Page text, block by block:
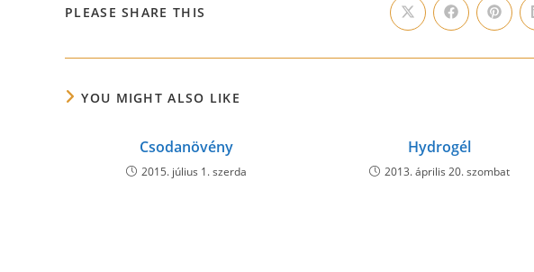
PLEASE SHARE THIS Opens
in
new
Opens
in
new
Opens
in
new
YOU MIGHT ALSO LIKE
Csodanövény
2015. július 1. szerda
Hydrogél
2013. április 20. szombat